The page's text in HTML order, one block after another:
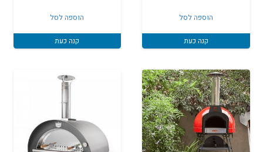
הוספה לסל
קנה כעת
הוספה לסל
קנה כעת